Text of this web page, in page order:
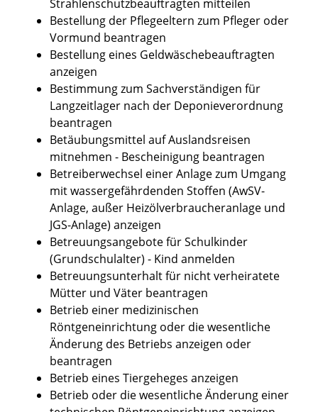
Strahlenschutzbeauftragten mitteilen
Bestellung der Pflegeeltern zum Pfleger oder
Vormund beantragen
Bestellung eines Geldwäschebeauftragten
anzeigen
Bestimmung zum Sachverständigen für
Langzeitlager nach der Deponieverordnung
beantragen
Betäubungsmittel auf Auslandsreisen
mitnehmen - Bescheinigung beantragen
Betreiberwechsel einer Anlage zum Umgang
mit wassergefährdenden Stoffen (AwSV-
Anlage, außer Heizölverbraucheranlage und
JGS-Anlage) anzeigen
Betreuungsangebote für Schulkinder
(Grundschulalter) - Kind anmelden
Betreuungsunterhalt für nicht verheiratete
Mütter und Väter beantragen
Betrieb einer medizinischen
Röntgeneinrichtung oder die wesentliche
Änderung des Betriebs anzeigen oder
beantragen
Betrieb eines Tiergeheges anzeigen
Betrieb oder die wesentliche Änderung einer